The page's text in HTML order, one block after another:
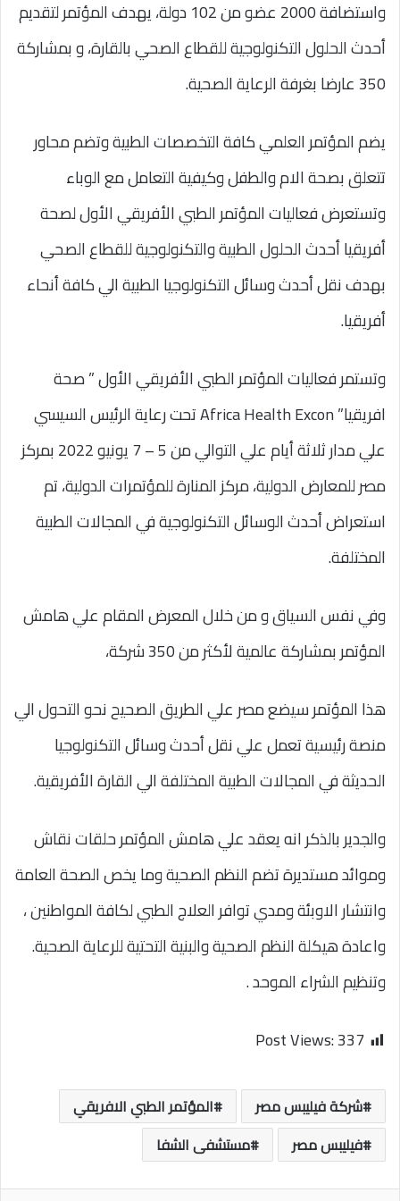
واستضافة 2000 عضو من 102 دولة، يهدف المؤتمر لتقديم
أحدث الحلول التكنولوجية للقطاع الصحي بالقارة، و بمشاركة
350 عارضا بغرفة الرعاية الصحية.
يضم المؤتمر العلمي كافة التخصصات الطبية وتضم محاور
تتعلق بصحة الام والطفل وكيفية التعامل مع الوباء
وتستعرض فعاليات المؤتمر الطبي الأفريقي الأول لصحة
أفريقيا أحدث الحلول الطبية والتكنولوجية للقطاع الصحي
بهدف نقل أحدث وسائل التكنولوجيا الطبية الي كافة أنحاء
أفريقيا.
وتستمر فعاليات المؤتمر الطبي الأفريقي الأول ” صحة
افريقيا” Africa Health Excon تحت رعاية الرئيس السيسي
علي مدار ثلاثة أيام علي التوالي من 5 – 7 يونيو 2022 بمركز
مصر للمعارض الدولية، مركز المنارة للمؤتمرات الدولية، تم
استعراض أحدث الوسائل التكنولوجية في المجالات الطبية
المختلفة.
وفي نفس السياق و من خلال المعرض المقام علي هامش
المؤتمر بمشاركة عالمية لأكثر من 350 شركة،
هذا المؤتمر سيضع مصر علي الطريق الصحيح نحو التحول الي
منصة رئيسية تعمل علي نقل أحدث وسائل التكنولوجيا
الحديثة في المجالات الطبية المختلفة الي القارة الأفريقية.
والجدير بالذكر انه يعقد علي هامش المؤتمر حلقات نقاش
وموائد مستديرة تضم النظم الصحية وما يخص الصحة العامة
وانتشار الاوبئة ومدي توافر العلاج الطبي لكافة المواطنين ،
واعادة هيكلة النظم الصحية والبنية التحتية للرعاية الصحية.
وتنظيم الشراء الموحد .
Post Views:337
شركة فيليبس مصر
المؤتمر الطبي الافريقي
فيليبس مصر
مستشفى الشفا